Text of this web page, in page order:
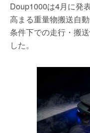
Doup1000は4月に発
高まる重量物搬送自
条件下での走行・搬
した。